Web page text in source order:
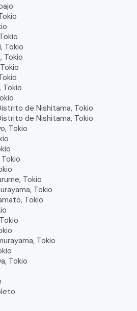
Tokio
Tokio
Tokio
de Nishitama, Tokio
de Nishitama, Tokio
Tokio
Tokio
Tokio
Tokio
Tokio
Tokio